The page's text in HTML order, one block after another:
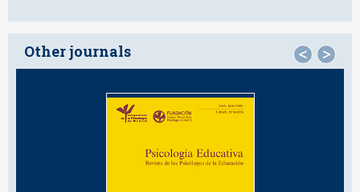
Other journals < >